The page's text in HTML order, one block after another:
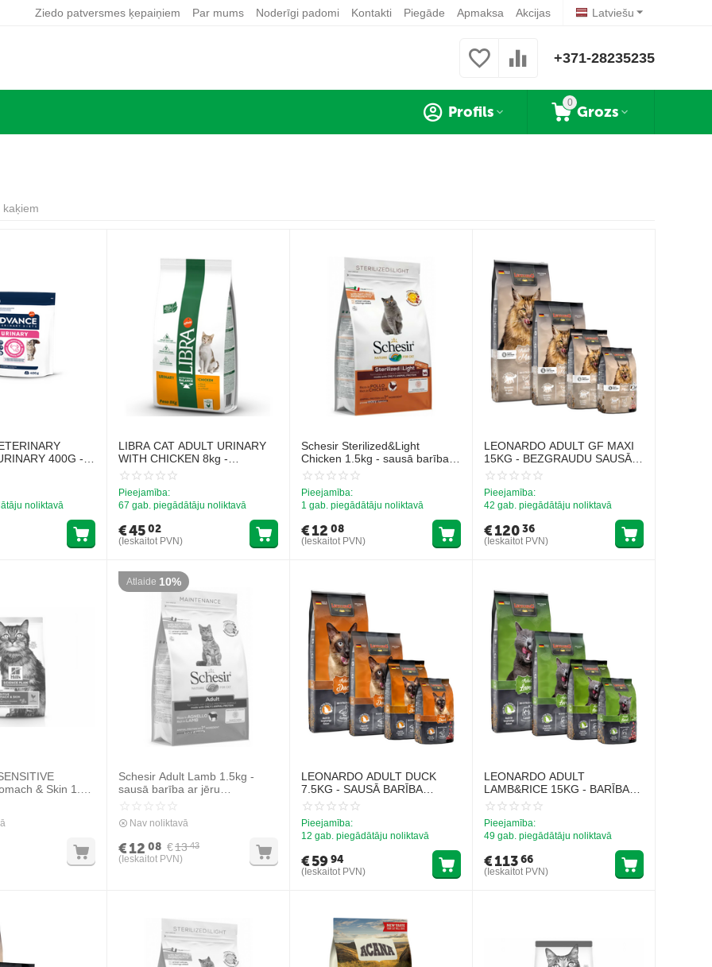
Latviešu
Ziedo patversmes ķepaiņiem Par mums Noderīgi padomi Kontakti Piegāde Apmaksa Akcijas
+371-28235235
0
Grozs
Profils
400G -
VESELĪBAI
noliktavā
LIBRA CAT ADULT URINARY
WITH CHICKEN 8kg -
pilnvērtīga sausa barība
urīnceļu veselībai pieaugušiem
kaķiem, ar vistu
Pieejamība:
67 gab. piegādātāju noliktavā
€4502
(Ieskaitot PVN)
Schesir Sterilized&Light
Chicken 1.5kg - sausā barība
ar vistu sterilizētiem kaķiem un
kaķiem ar lieko svaru
Pieejamība:
1 gab. piegādātāju noliktavā
€12 08
(Ieskaitot PVN)
LEONARDO ADULT GF MAXI
15KG - BEZGRAUDU SAUSĀ
BARĪBA LIELO ŠĶIRŅU
KAĶIEM
Pieejamība:
42 gab. piegādātāju noliktavā
€12036
(Ieskaitot PVN)
& Skin 1.5
Atlaide 10%
Schesir Adult Lamb 1.5kg -
sausā barība ar jēru
Nav noliktavā
€13 43
€12 08
(Ieskaitot PVN)
LEONARDO ADULT DUCK
7.5KG - SAUSĀ BARĪBA
KAĶIEM AR PĪLI
Pieejamība:
12 gab. piegādātāju noliktavā
€5994
(Ieskaitot PVN)
LEONARDO ADULT
LAMB&RICE 15KG - BARĪBA
KAĶIEM AR JĒRA GAĻU UN
RISIEM
Pieejamība:
49 gab. piegādātāju noliktavā
€11366
(Ieskaitot PVN)